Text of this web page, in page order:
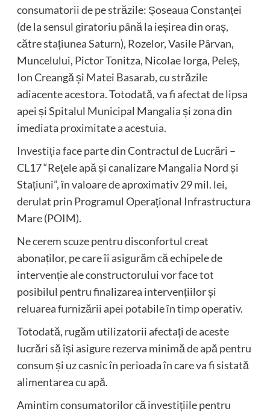
consumatorii de pe străzile: Șoseaua Constanței
(de la sensul giratoriu până la ieșirea din oraș,
către stațiunea Saturn), Rozelor, Vasile Pârvan,
Muncelului, Pictor Tonitza, Nicolae Iorga, Peleș,
Ion Creangă și Matei Basarab, cu străzile
adiacente acestora. Totodată, va fi afectat de lipsa
apei și Spitalul Municipal Mangalia și zona din
imediata proximitate a acestuia.
Investiția face parte din Contractul de Lucrări –
CL17 “Rețele apă și canalizare Mangalia Nord și
Stațiuni”, în valoare de aproximativ 29 mil. lei,
derulat prin Programul Operațional Infrastructura
Mare (POIM).
Ne cerem scuze pentru disconfortul creat
abonaților, pe care îi asigurăm că echipele de
intervenție ale constructorului vor face tot
posibilul pentru finalizarea intervențiilor și
reluarea furnizării apei potabile în timp operativ.
Totodată, rugăm utilizatorii afectați de aceste
lucrări să își asigure rezerva minimă de apă pentru
consum și uz casnic în perioada în care va fi sistată
alimentarea cu apă.
Amintim consumatorilor că investițiile pentru